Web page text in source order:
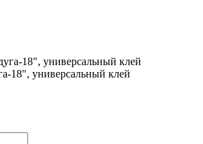
18", универсальный клей
18", универсальный клей